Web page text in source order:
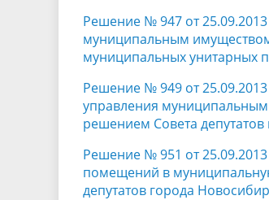
Решение № 947 от
муниципальным
муниципальных унитарных
Решение № 949 от
управления
решением Совета
Решение № 951 от
помещений в
депутатов города